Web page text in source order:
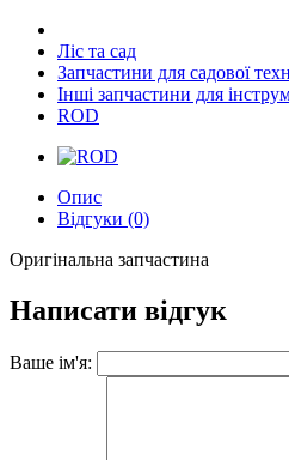
Ліс та сад
Запчастини для садової
Інші запчастини для
ROD
Опис
Відгуки (0)
Оригінальна запчастина
Написати відгук
Ваше ім'я: